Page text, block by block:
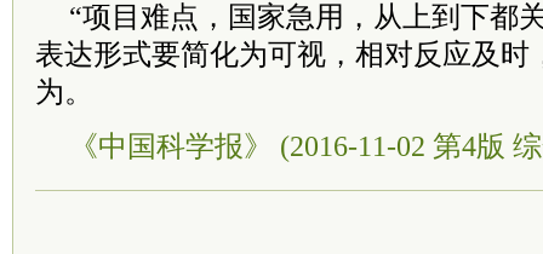
“项目难点，国家急用，从上到下都
表达形式要简化为可视，相对反应及时
为。
《中国科学报》 (2016-11-02 第4版